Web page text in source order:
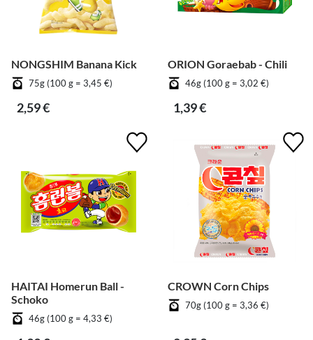
NONGSHIM Banana Kick
75g (100 g = 3,45 €)
2,59 €
ORION Goraebab - Chili
46g (100 g = 3,02 €)
1,39 €
HAITAI Homerun Ball -
Schoko
46g (100 g = 4,33 €)
CROWN Corn Chips
70g (100 g = 3,36 €)